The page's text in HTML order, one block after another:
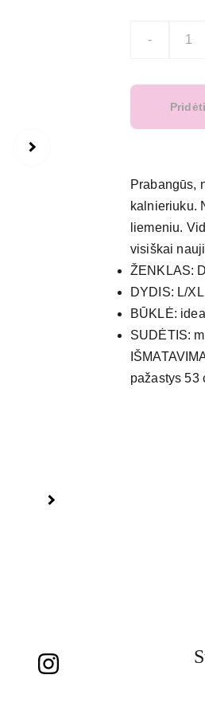
-
Prabangūs,
kalnieriuku.
liemeniu.
visiškai
ŽENKLAS:
DYDIS: L/XL
BŪKLĖ:
SUDĖTIS:
pažastys 53